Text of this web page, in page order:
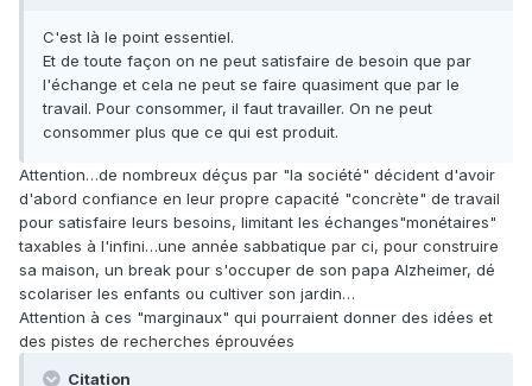
C'est là le point essentiel.
Et de toute façon on ne peut satisfaire de besoin que par
l'échange et cela ne peut se faire quasiment que par le
travail. Pour consommer, il faut travailler. On ne peut
consommer plus que ce qui est produit.
Attention…de nombreux déçus par "la société" décident d'avoir
d'abord confiance en leur propre capacité "concrète" de travail
pour satisfaire leurs besoins, limitant les échanges"monétaires"
taxables à l'infini…une année sabbatique par ci, pour construire
sa maison, un break pour s'occuper de son papa Alzheimer, dé
scolariser les enfants ou cultiver son jardin…
Attention à ces "marginaux" qui pourraient donner des idées et
des pistes de recherches éprouvées
Citation